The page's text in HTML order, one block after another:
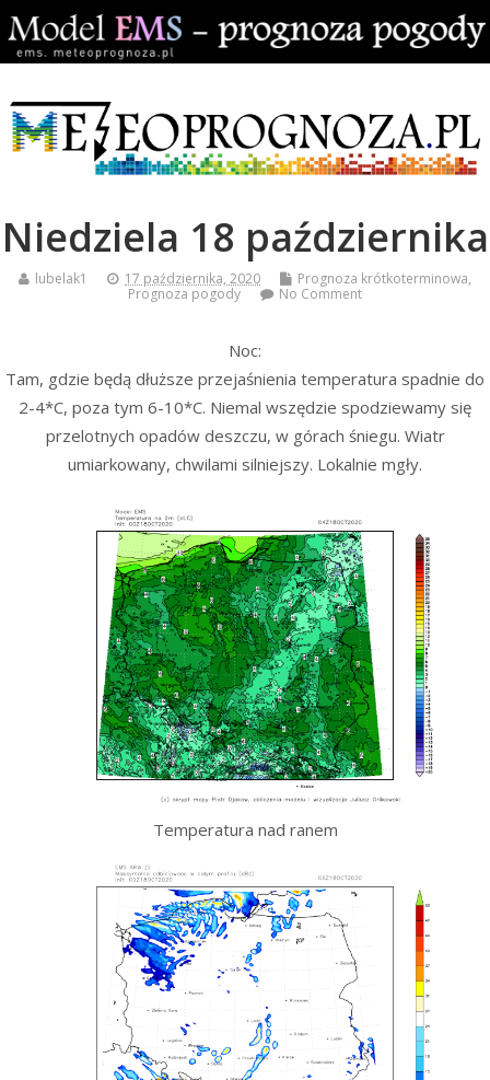
Niedziela 18 października
lubelak1 17 października, 2020 Prognoza krótkoterminowa,
Prognoza pogody
No Comment
Noc:
Tam, gdzie będą dłuższe przejaśnienia temperatura spadnie do
2-4*C, poza tym 6-10*C. Niemal wszędzie spodziewamy się
przelotnych opadów deszczu, w górach śniegu. Wiatr
umiarkowany, chwilami silniejszy. Lokalnie mgły.
Temperatura nad ranem